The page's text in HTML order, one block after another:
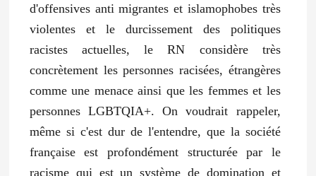
d'offensives anti migrantes et islamophobes très
violentes et le durcissement des politiques
racistes actuelles, le RN considère très
concrètement les personnes racisées, étrangères
comme une menace ainsi que les femmes et les
personnes LGBTQIA+. On voudrait rappeler,
même si c'est dur de l'entendre, que la société
française est profondément structurée par le
racisme qui est un système de domination et